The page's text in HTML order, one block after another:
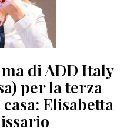
di ADD Italy
per la terza
Elisabetta